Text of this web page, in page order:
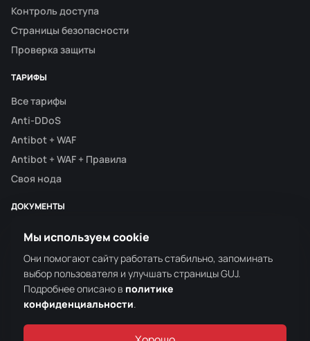
Контроль доступа
Страницы безопасности
Проверка защиты
ТАРИФЫ
Все тарифы
Anti-DDoS
Antibot + WAF
Antibot + WAF + Правила
Своя нода
ДОКУМЕНТЫ
Контакты
Политика конфиденциальности
Условия использования
Карта сайта
Мы используем cookie
Они помогают сайту работать стабильно, запоминать
выбор пользователя и улучшать страницы GUJ.
Подробнее описано в политике
конфиденциальности.